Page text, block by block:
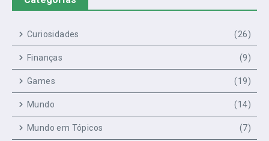
Curiosidades (26)
Finanças (9)
Games (19)
Mundo (14)
Mundo em Tópicos (7)